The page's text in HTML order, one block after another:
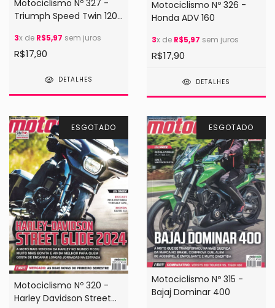
Motociclismo Nº 327 -
Triumph Speed Twin 1200
3x de R$5,97 sem juros
R$17,90
DETALHES
Motociclismo Nº 326 -
Honda ADV 160
3x de R$5,97 sem juros
R$17,90
DETALHES
ESGOTADO
Motociclismo Nº 320 -
Harley Davidson Street
ESGOTADO
Motociclismo Nº 315 -
Bajaj Dominar 400